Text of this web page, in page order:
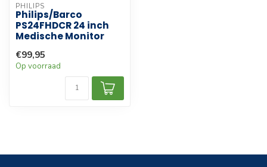
PHILIPS
Philips/Barco
PS24FHDCR 24 inch
Medische Monitor
€99,95
Op voorraad